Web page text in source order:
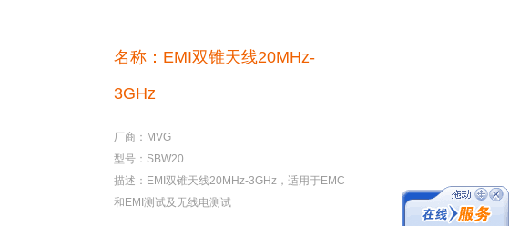
名称：EMI双锥天线20MHz-
3GHz
厂商：MVG
型号：SBW20
描述：EMI双锥天线20MHz-3GHz，适用于EMC
和EMI测试及无线电测试